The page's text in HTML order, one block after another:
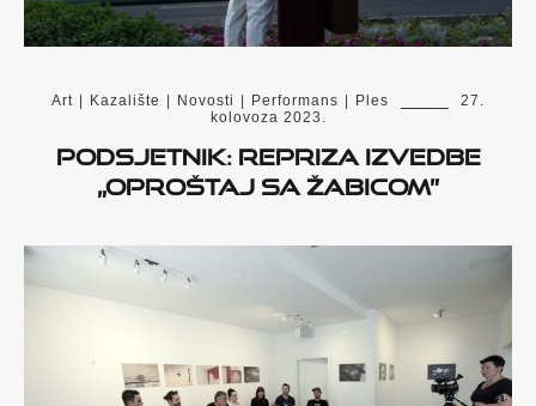
Art | Kazalište | Novosti | Performans | Ples
27.
kolovoza 2023.
Podsjetnik: Repriza izvedbe
„Oproštaj sa Žabicom”